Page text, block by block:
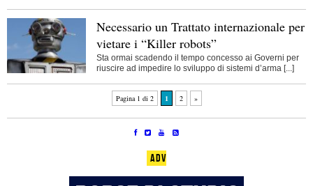
Necessario un Trattato internazionale per
vietare i “Killer robots”
Sta ormai scadendo il tempo concesso ai Governi per
riuscire ad impedire lo sviluppo di sistemi d’arma [...]
Pagina 1 di 2 1 2 »
ADV